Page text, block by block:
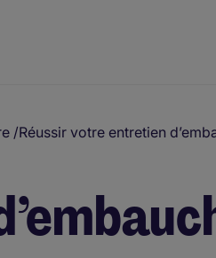
/Réussir votre entretien